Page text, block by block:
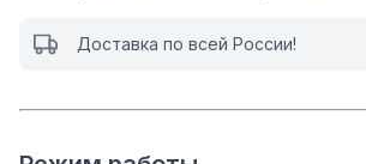
Доставка по всей России!